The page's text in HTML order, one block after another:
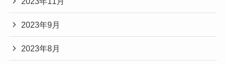
2023年9月
2023年8月